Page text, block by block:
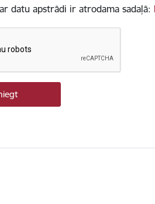
datu apstrādi ir atrodama sadaļā: